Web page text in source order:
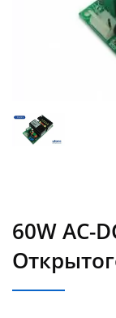
60W AC-